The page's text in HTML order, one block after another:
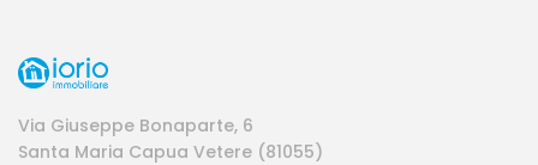
Via Giuseppe Bonaparte, 6
Santa Maria Capua Vetere (81055)